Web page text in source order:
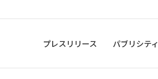
プレスリリース パブリシティ